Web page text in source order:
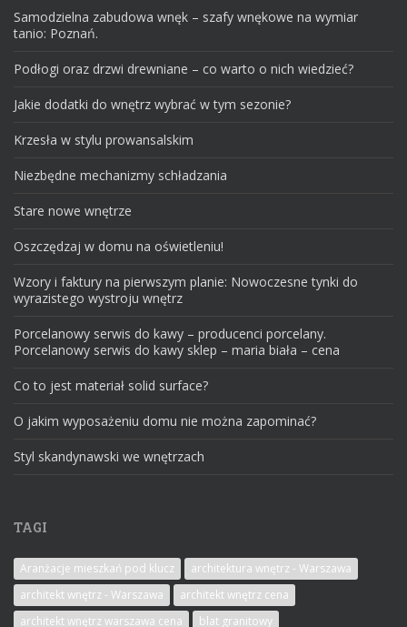
Samodzielna zabudowa wnęk – szafy wnękowe na wymiar
tanio: Poznań.
Podłogi oraz drzwi drewniane – co warto o nich wiedzieć?
Jakie dodatki do wnętrz wybrać w tym sezonie?
Krzesła w stylu prowansalskim
Niezbędne mechanizmy schładzania
Stare nowe wnętrze
Oszczędzaj w domu na oświetleniu!
Wzory i faktury na pierwszym planie: Nowoczesne tynki do
wyrazistego wystroju wnętrz
Porcelanowy serwis do kawy – producenci porcelany.
Porcelanowy serwis do kawy sklep – maria biała – cena
Co to jest materiał solid surface?
O jakim wyposażeniu domu nie można zapominać?
Styl skandynawski we wnętrzach
TAGI
Aranżacje mieszkań pod klucz
architektura wnętrz - Warszawa
architekt wnętrz - Warszawa
architekt wnętrz cena
architekt wnętrz warszawa cena
blat granitowy